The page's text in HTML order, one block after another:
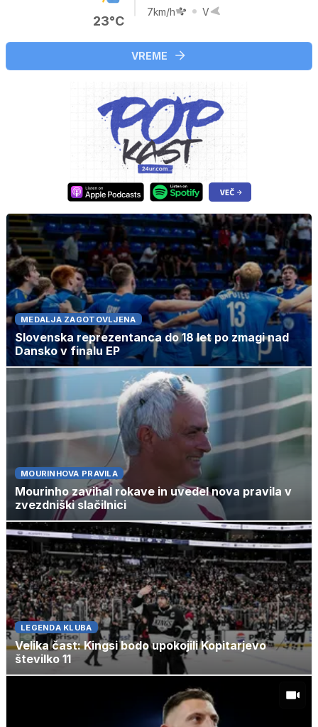
23°C
7km/h V
VREME
MEDALJA ZAGOTOVLJENA
Slovenska reprezentanca do 18 let po zmagi nad
Dansko v finalu EP
MOURINHOVA PRAVILA
Mourinho zavihal rokave in uvedel nova pravila v
zvezdniški slačilnici
LEGENDA KLUBA
Velika čast: Kingsi bodo upokojili Kopitarjevo
številko 11